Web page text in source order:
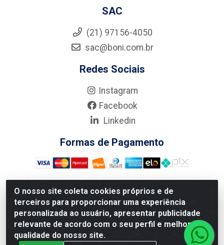
O nosso site coleta cookies próprios e de
terceiros para proporcionar uma experiência
personalizada ao usuário, apresentar publicidade
relevante de acordo com o seu perfil e melhorar a
qualidade do nosso site.
SAC
(21) 97156-4050
sac@boni.com.br
Redes Sociais
Instagram
Facebook
Linkedin
Formas de Pagamento
Nova Boni Distribuidora de Material de Construção LTDA - Rua
Alice Tibiriçá, 330 - Vila Da Penha, Rio de Janeiro/RJ - CEP:
21.210-110 - CNPJ: 11.003.135/0001-27